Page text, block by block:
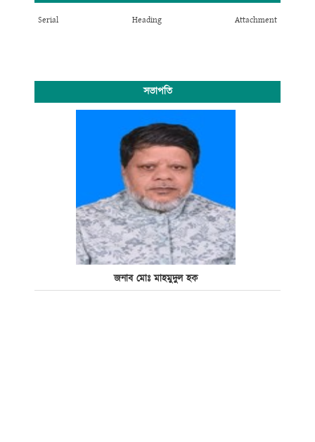
Serial Heading Attachment
সভাপতি
জনাব মোঃ মাহমুদুল হক